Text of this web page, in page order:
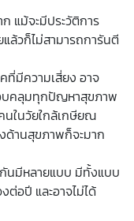
แม้จะมีประวัติการ
ล้วก็ไม่สามารถการันตี
ที่มีความเสี่ยง อาจ
บคลุมทุกปัญหาสุขภาพ
นในวัยใกล้เกษียณ
ด้านสุขภาพก็จะมาก
กันมีหลายแบบ มีทั้งแบบ
ต่อปี และอาจไม่ได้